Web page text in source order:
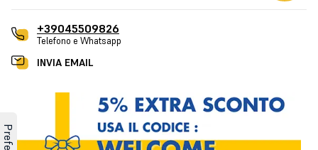
+39045509826
Telefono e Whatsapp
INVIA EMAIL